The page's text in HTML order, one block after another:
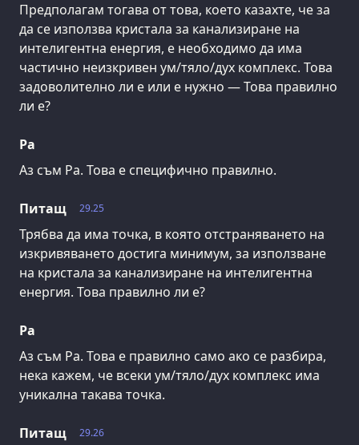
Предполагам тогава от това, което казахте, че за
да се използва кристала за канализиране на
интелигентна енергия, е необходимо да има
частично неизкривен ум/тяло/дух комплекс. Това
задоволително ли е или е нужно — Това правилно
ли е?
Ра
Аз съм Ра. Това е специфично правилно.
29.25
Питащ
Трябва да има точка, в която отстраняването на
изкривяването достига минимум, за използване
на кристала за канализиране на интелигентна
енергия. Това правилно ли е?
Ра
Аз съм Ра. Това е правилно само ако се разбира,
нека кажем, че всеки ум/тяло/дух комплекс има
уникална такава точка.
29.26
Питащ